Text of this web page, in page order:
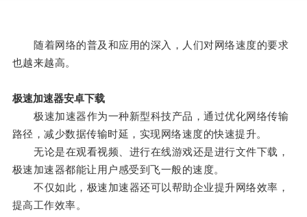
随着网络的普及和应用的深入，人们对网络速度的要求
也越来越高。
极速加速器安卓下载
极速加速器作为一种新型科技产品，通过优化网络传输
路径，减少数据传输时延，实现网络速度的快速提升。
无论是在观看视频、进行在线游戏还是进行文件下载，
极速加速器都能让用户感受到飞一般的速度。
不仅如此，极速加速器还可以帮助企业提升网络效率，
提高工作效率。